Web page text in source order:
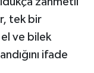
tek bir
el ve bilek
ifade